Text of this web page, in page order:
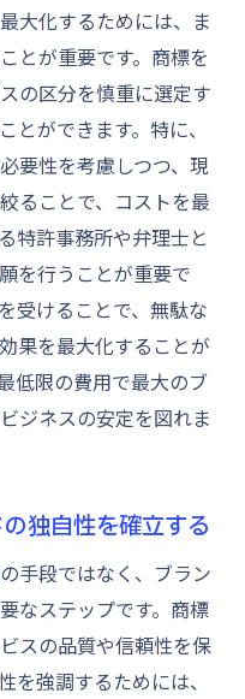
大化するためには、ま
とが重要です。商標を
の区分を慎重に選定す
とができます。特に、
要性を考慮しつつ、現
ることで、コストを最
特許事務所や弁理士と
を行うことが重要で
受けることで、無駄な
果を最大化することが
低限の費用で最大のブ
ジネスの安定を図れま
独自性を確立する
手段ではなく、ブラン
なステップです。商標
スの品質や信頼性を保
を強調するためには、